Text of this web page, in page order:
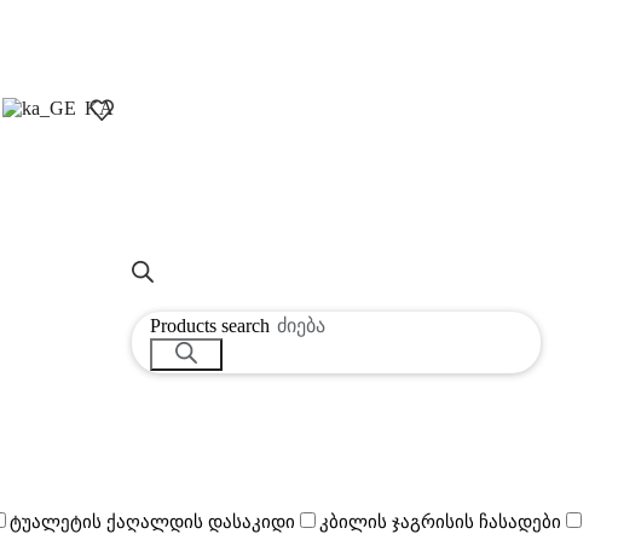
KA
Products search
ტუალეტის ქაღალდის დასაკიდი
კბილის ჯაგრისის ჩასადები